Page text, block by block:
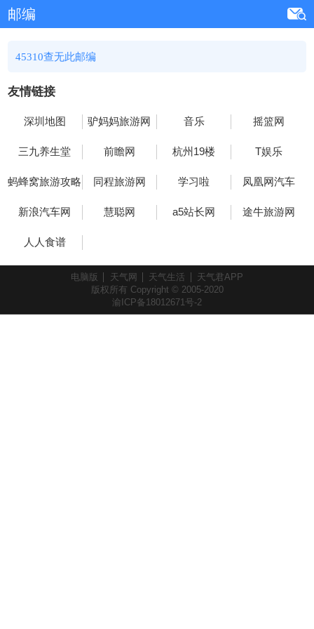
邮编
45310查无此邮编
友情链接
深圳地图 驴妈妈旅游网 音乐 摇篮网
三九养生堂 前瞻网 杭州19楼 T娱乐
蚂蜂窝旅游攻略 同程旅游网 学习啦 凤凰网汽车
新浪汽车网 慧聪网 a5站长网 途牛旅游网
人人食谱
电脑版 天气网 天气生活
天气君APP
版权所有 Copyright © 2005-2020
渝ICP备18012671号-2